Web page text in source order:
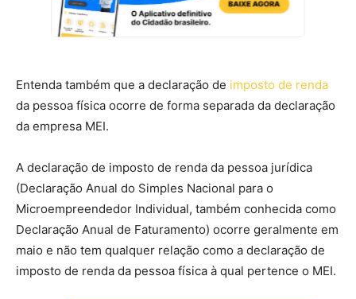
Entenda também que a declaração de imposto de renda
da pessoa física ocorre de forma separada da declaração
da empresa MEI.
A declaração de imposto de renda da pessoa jurídica
(Declaração Anual do Simples Nacional para o
Microempreendedor Individual, também conhecida como
Declaração Anual de Faturamento) ocorre geralmente em
maio e não tem qualquer relação como a declaração de
imposto de renda da pessoa física à qual pertence o MEI.